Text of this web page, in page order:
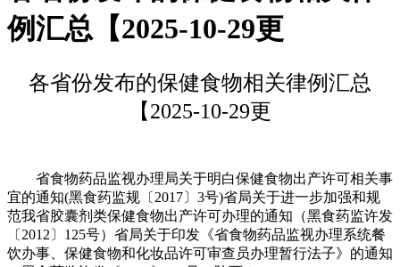
例汇总【2025-10-29更
各省份发布的保健食物相关律例汇总
【2025-10-29更
省食物药品监视办理局关于明白保健食物出产许可相关事
宜的通知(黑食药监规〔2017〕3号)省局关于进一步加强和规
范我省胶囊剂类保健食物出产许可办理的通知（黑食药监许发
〔2012〕125号）省局关于印发《省食物药品监视办理系统餐
饮办事、保健食物和化妆品许可审查员办理暂行法子》的通知